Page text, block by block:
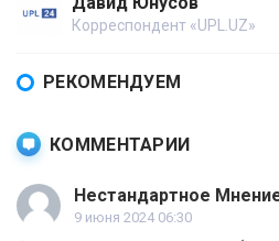
Корреспондент «UPL.UZ»
РЕКОМЕНДУЕМ
КОММЕНТАРИИ
Нестандартное
9 июня 2024 06:30